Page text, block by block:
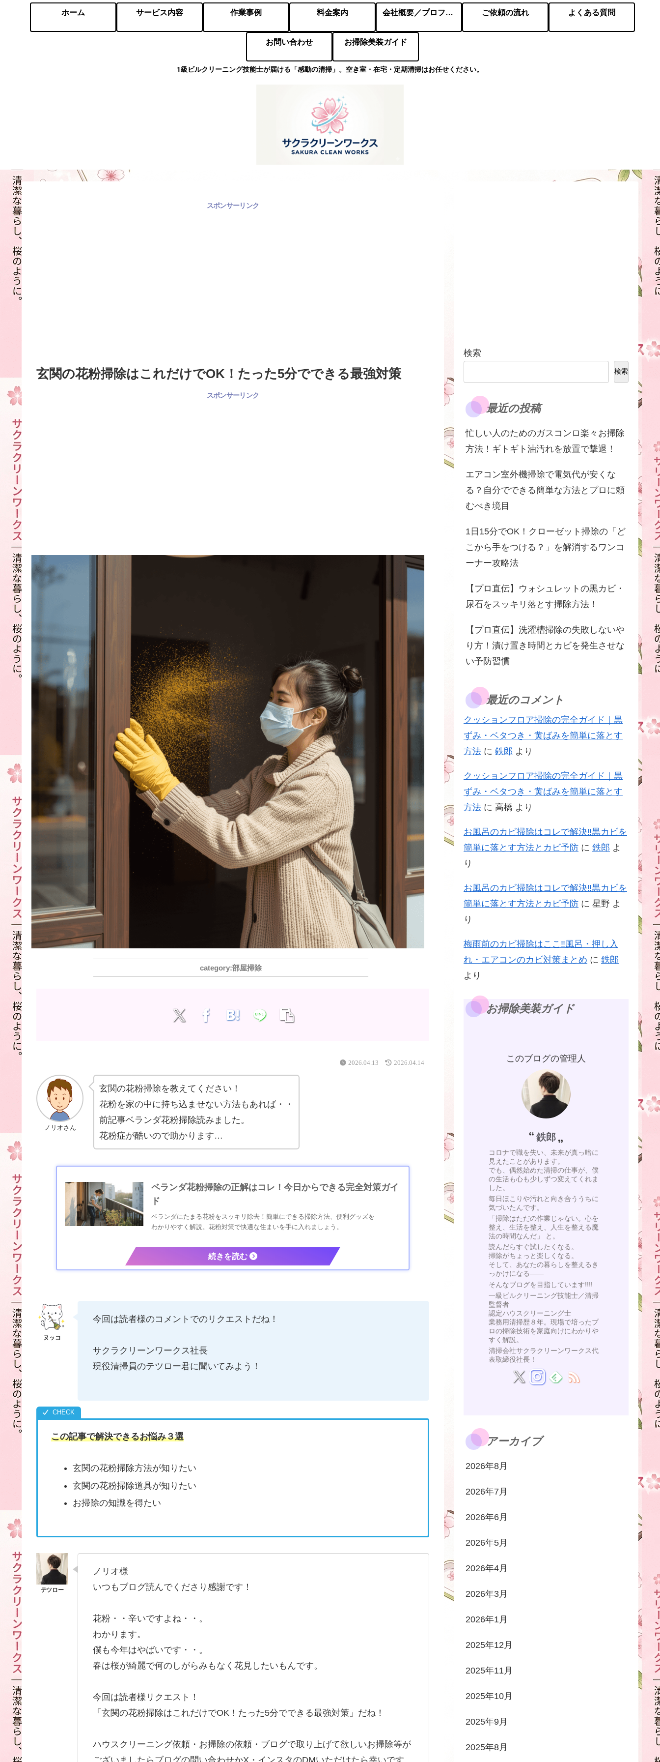
1級ビルクリーニング技能士が届ける「感動の清掃」。空き室・在宅・定期清掃はお任せください。
ホーム サービス内容 作業事例 料金案内 会社概要／プロフィール ご依頼の流れ よくある質問
お問い合わせ お掃除美装ガイド
スポンサーリンク
玄関の花粉掃除はこれだけでOK！たった5分でできる最強対策
スポンサーリンク
部屋掃除
2026.04.13 2026.04.14
ノリオさん
玄関の花粉掃除を教えてください！
花粉を家の中に持ち込ませない方法もあれば・・
前記事ベランダ花粉掃除読みました。
花粉症が酷いので助かります…
ベランダ花粉掃除の正解はコレ！今日からできる完全対策ガイ
ド
ベランダにたまる花粉をスッキリ除去！簡単にできる掃除方法、便利グッズを
わかりやすく解説。花粉対策で快適な住まいを手に入れましょう。
今回は読者様のコメントでのリクエストだね！
サクラクリーンワークス社長
現役清掃員のテツロー君に聞いてみよう！
この記事で解決できるお悩み３選
玄関の花粉掃除方法が知りたい
玄関の花粉掃除道具が知りたい
お掃除の知識を得たい
ノリオ様
いつもブログ読んでくださり感謝です！
花粉・・辛いですよね・・。
わかります。
僕も今年はやばいです・・。
春は桜が綺麗で何のしがらみもなく花見したいもんです。
今回は読者様リクエスト！
「玄関の花粉掃除はこれだけでOK！たった5分でできる最強対策」だね！
ハウスクリーニング依頼・お掃除の依頼・ブログで取り上げて欲しいお掃除等が
検索
検索
最近の投稿
​忙しい人のためのガスコンロ楽々お掃除
方法！ギトギト油汚れを放置で撃退！
エアコン室外機掃除で電気代が安くな
る？自分でできる簡単な方法とプロに頼
むべき境目
1日15分でOK！クローゼット掃除の「ど
こから手をつける？」を解消するワンコ
ーナー攻略法
【プロ直伝】ウォシュレットの黒カビ・
尿石をスッキリ落とす掃除方法！
【プロ直伝】洗濯槽掃除の失敗しないや
り方！漬け置き時間とカビを発生させな
い予防習慣
最近のコメント
クッションフロア掃除の完全ガイド｜黒
ずみ・ベタつき・黄ばみを簡単に落とす
方法 に 鉄郎 より
クッションフロア掃除の完全ガイド｜黒
ずみ・ベタつき・黄ばみを簡単に落とす
方法 に 高橋 より
お風呂のカビ掃除はコレで解決‼黒カビを
簡単に落とす方法とカビ予防 に 鉄郎 よ
り
お風呂のカビ掃除はコレで解決‼黒カビを
簡単に落とす方法とカビ予防 に 星野 よ
り
梅雨前のカビ掃除はここ‼風呂・押し入
れ・エアコンのカビ対策まとめ に 鉄郎
より
お掃除美装ガイド
このブログの管理人
鉄郎
コロナで職を失い、未来が真っ暗に
見えたことがあります。
でも、偶然始めた清掃の仕事が、僕
の生活も心も少しずつ変えてくれま
した。
毎日ほこりや汚れと向き合ううちに
気づいたんです。
「掃除はただの作業じゃない。心を
整え、生活を整え、人生を整える魔
法の時間なんだ」 と。
読んだらすぐ試したくなる。
掃除がちょっと楽しくなる。
そして、あなたの暮らしを整えるき
っかけになる——
そんなブログを目指しています!!!!
一級ビルクリーニング技能士／清掃
監督者
認定ハウスクリーニング士
業務用清掃歴８年。現場で培ったプ
ロの掃除技術を家庭向けにわかりや
すく解説。
清掃会社サクラクリーンワークス代
表取締役社長！
アーカイブ
2026年8月
2026年7月
2026年6月
2026年5月
2026年4月
2026年3月
2026年1月
2025年12月
2025年11月
2025年10月
2025年9月
2025年8月